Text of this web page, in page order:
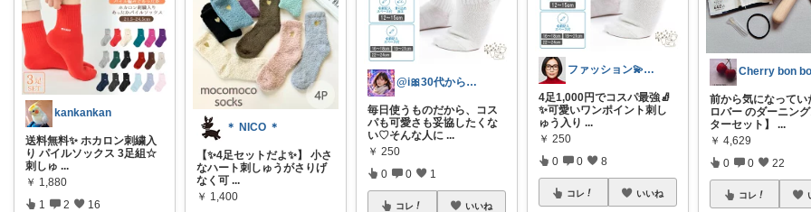
kankankan
送料無料✨ ホカロン刺繍入
り パイルソックス 3足組☆
刺しゅ ...
￥ 1,880
1 2 16
＊ NICO ＊
【✨4足セットだよ✨】 小さ
なハート刺しゅうがさりげ
なく可 ...
￥ 1,400
@i🎀30代からの美肌ケア･メイク情報
毎日使うものだから、コス
パも可愛さも妥協したくな
い♡そんな人に ...
￥ 250
0 0 1
コレ いいね
ファッション💫スタイリスト圭子👗
4足1,000円でコスパ最強🧦
✨可愛いワンポイント刺し
ゅう入り ...
￥ 250
0 0 8
コレ いいね
Cherry bon
前から気になってい
ロバー のダーニン
ターセット】
...
￥ 4,629
0 0 22
コレ